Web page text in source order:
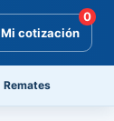
Mi cotización
0
Remates